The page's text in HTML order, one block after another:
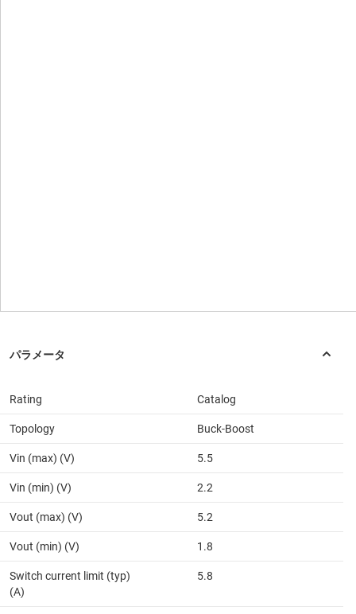
Rating Catalog
Topology Buck-Boost
Vin (max) (V) 5.5
Vin (min) (V) 2.2
Vout (max) (V) 5.2
Vout (min) (V) 1.8
Switch current limit (typ)
(A)
5.8